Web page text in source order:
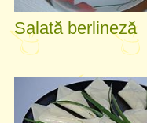
Salată berlineză